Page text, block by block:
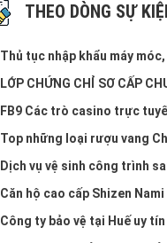
THEO DÒNG SỰ
Thủ tục nhập khẩu máy
LỚP CHỨNG CHỈ SƠ CẤP
FB9 Các trò casino trực
Top những loại rượu vang
Dịch vụ vệ sinh công trình
Căn hộ cao cấp Shizen
Công ty bảo vệ tại Huế uy